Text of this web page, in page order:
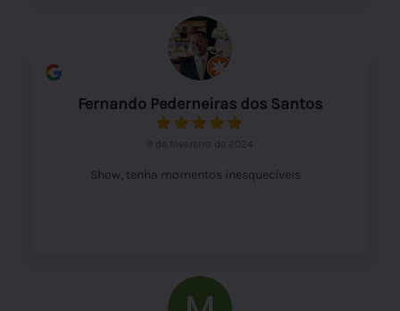
Fernando Pederneiras dos Santos
9 de fevereiro de 2024
Show, tenha momentos inesquecíveis